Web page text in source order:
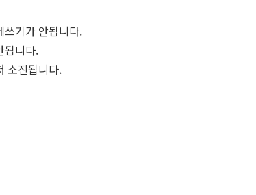
쓰기가 안됩니다.
됩니다.
소진됩니다.